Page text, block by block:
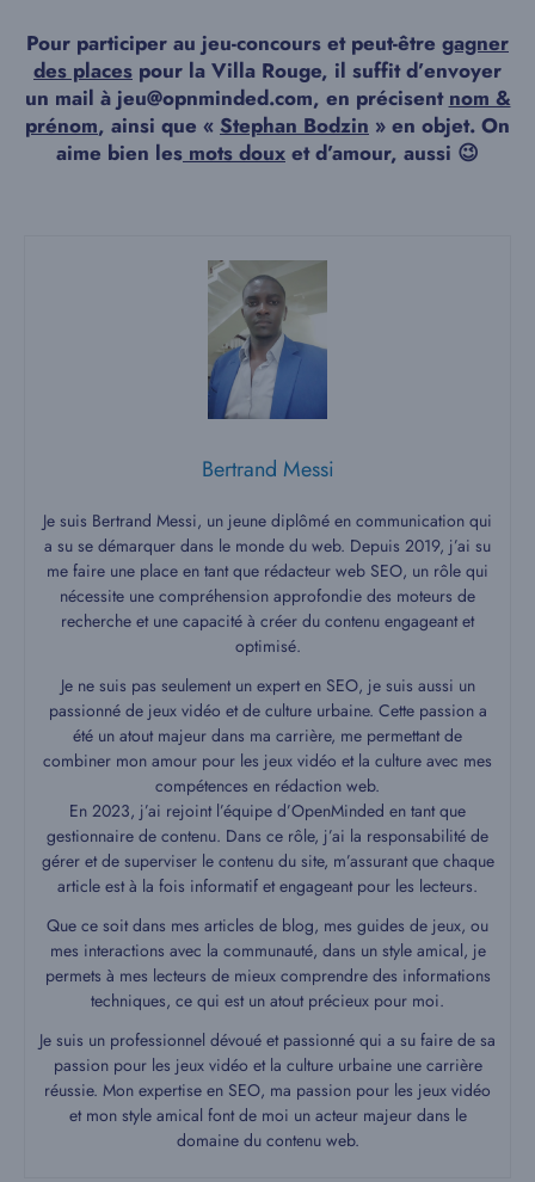
Pour participer au jeu-concours et peut-être gagner
des places pour la Villa Rouge, il suffit d’envoyer
un mail à jeu@opnminded.com, en précisent nom &
prénom, ainsi que « Stephan Bodzin » en objet. On
aime bien les mots doux et d’amour, aussi 😉
Bertrand Messi
Je suis Bertrand Messi, un jeune diplômé en communication qui
a su se démarquer dans le monde du web. Depuis 2019, j’ai su
me faire une place en tant que rédacteur web SEO, un rôle qui
nécessite une compréhension approfondie des moteurs de
recherche et une capacité à créer du contenu engageant et
optimisé.
Je ne suis pas seulement un expert en SEO, je suis aussi un
passionné de jeux vidéo et de culture urbaine. Cette passion a
été un atout majeur dans ma carrière, me permettant de
combiner mon amour pour les jeux vidéo et la culture avec mes
compétences en rédaction web.
En 2023, j’ai rejoint l’équipe d’OpenMinded en tant que
gestionnaire de contenu. Dans ce rôle, j’ai la responsabilité de
gérer et de superviser le contenu du site, m’assurant que chaque
article est à la fois informatif et engageant pour les lecteurs.
Que ce soit dans mes articles de blog, mes guides de jeux, ou
mes interactions avec la communauté, dans un style amical, je
permets à mes lecteurs de mieux comprendre des informations
techniques, ce qui est un atout précieux pour moi.
Je suis un professionnel dévoué et passionné qui a su faire de sa
passion pour les jeux vidéo et la culture urbaine une carrière
réussie. Mon expertise en SEO, ma passion pour les jeux vidéo
et mon style amical font de moi un acteur majeur dans le
domaine du contenu web.